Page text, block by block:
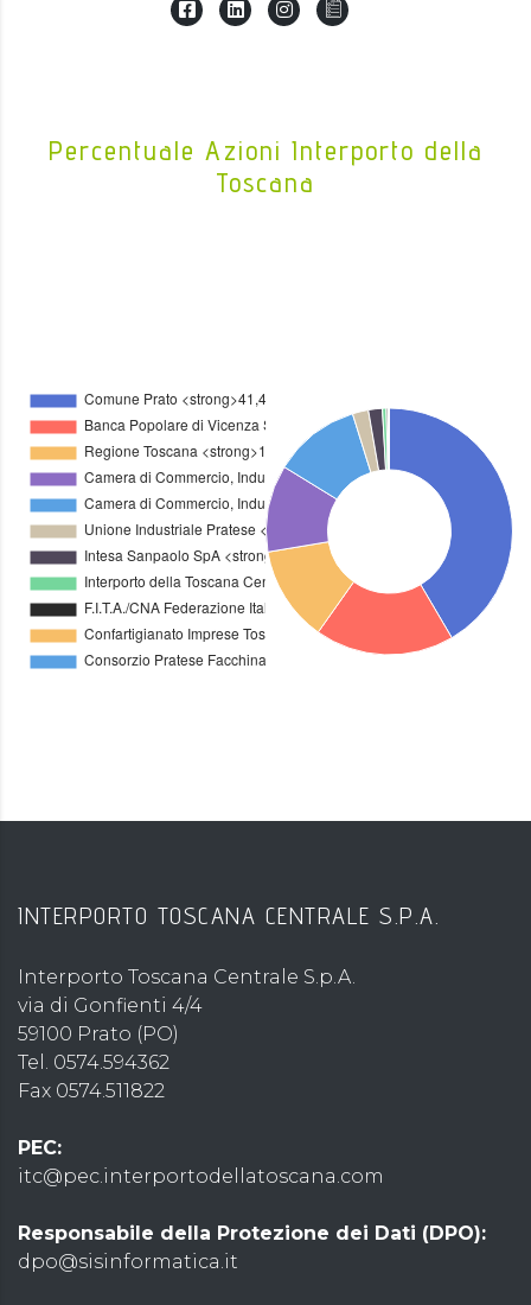
Percentuale Azioni Interporto della
Toscana
INTERPORTO TOSCANA CENTRALE S.P.A.
Interporto Toscana Centrale S.p.A.
via di Gonfienti 4/4
59100 Prato (PO)
Tel. 0574.594362
Fax 0574.511822
PEC:
itc@pec.interportodellatoscana.com
Responsabile della Protezione dei Dati (DPO):
dpo@sisinformatica.it